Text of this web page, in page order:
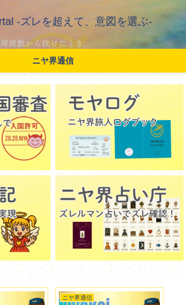
-ズレを超えて、意図を選ぶ-
ニヤ界通信
ニヤ界通信